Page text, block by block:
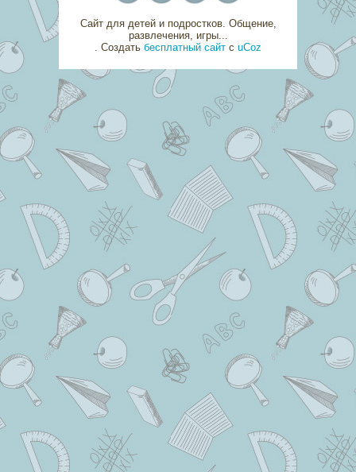
Сайт для детей и подростков. Общение,
развлечения, игры...
. Создать бесплатный сайт с uCoz